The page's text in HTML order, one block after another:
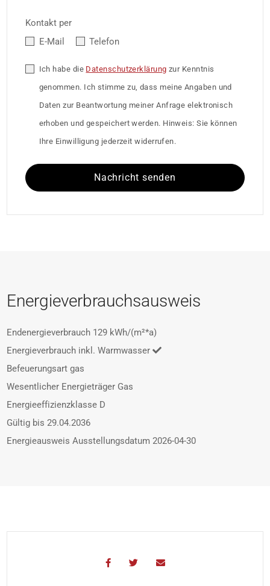
Kontakt per
E-Mail
Telefon
Ich habe die Datenschutzerklärung zur Kenntnis
genommen. Ich stimme zu, dass meine Angaben und
Daten zur Beantwortung meiner Anfrage elektronisch
erhoben und gespeichert werden. Hinweis: Sie können
Ihre Einwilligung jederzeit widerrufen.
Nachricht senden
Energieverbrauchsausweis
Endenergieverbrauch 129 kWh/(m²*a)
Energieverbrauch inkl. Warmwasser
Befeuerungsart gas
Wesentlicher Energieträger Gas
Energieeffizienzklasse D
Gültig bis 29.04.2036
Energieausweis Ausstellungsdatum 2026-04-30